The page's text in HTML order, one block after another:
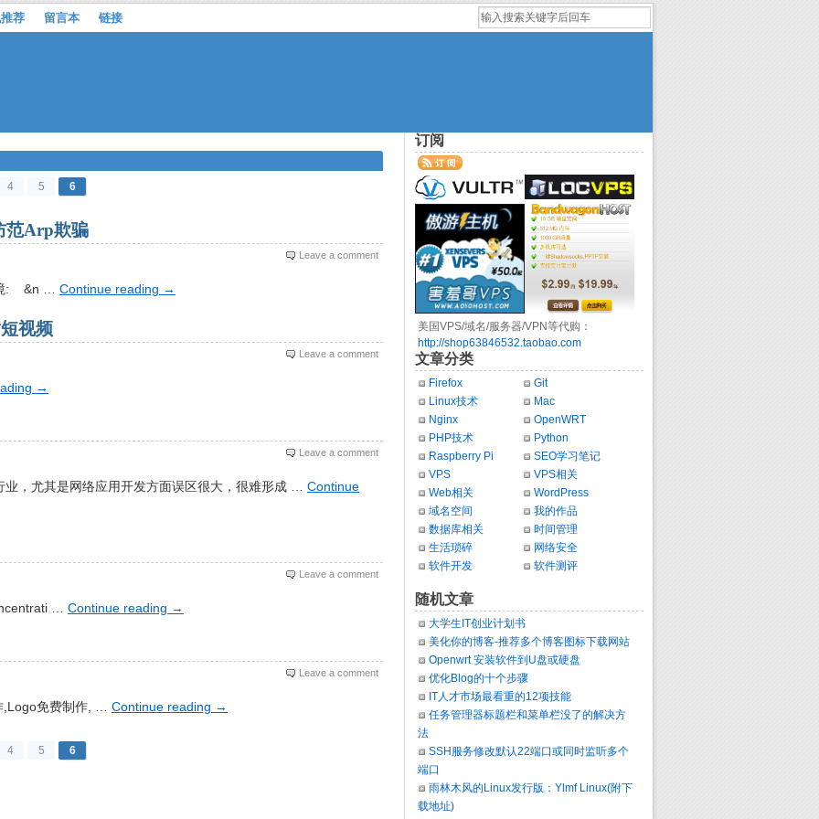
荐 留言本 链接
4 5 6
范Arp欺骗
Leave a comment
境: &n … Continue reading →
视频
Leave a comment
→
Leave a comment
，尤其是网络应用开发方面误区很大，很难形成 … Continue
Leave a comment
… Continue reading →
Leave a comment
,Logo免费制作, … Continue reading →
4 5 6
订阅
美国VPS/域名/服务器/VPN等代购：
http://shop63846532.taobao.com
文章分类
Firefox
Git
Linux技术
Mac
Nginx
OpenWRT
PHP技术
Python
Raspberry Pi
SEO学习笔记
VPS
VPS相关
Web相关
WordPress
域名空间
我的作品
数据库相关
时间管理
生活琐碎
网络安全
软件开发
软件测评
随机文章
大学生IT创业计划书
美化你的博客-推荐多个博客图标下载网站
Openwrt 安装软件到U盘或硬盘
优化Blog的十个步骤
IT人才市场最看重的12项技能
任务管理器标题栏和菜单栏没了的解决方
法
SSH服务修改默认22端口或同时监听多个
端口
雨林木风的Linux发行版：Ylmf Linux(附下
载地址)